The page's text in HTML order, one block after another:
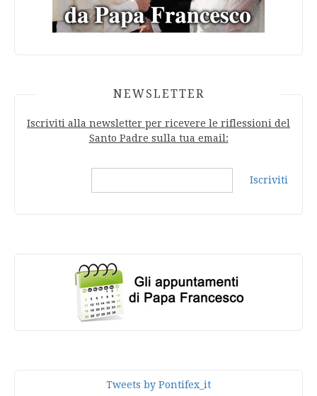
NEWSLETTER
Iscriviti alla newsletter per ricevere le riflessioni del
Santo Padre sulla tua email:
Iscriviti
Tweets by Pontifex_it